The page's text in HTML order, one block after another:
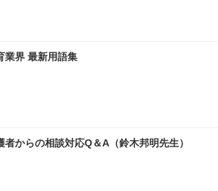
業界 最新用語集
者からの相談対応Q＆A（鈴木邦明先生）